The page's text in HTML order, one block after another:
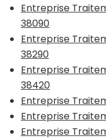
Entreprise
38090
Entreprise
38290
Entreprise
38420
Entreprise
Entreprise
Entreprise